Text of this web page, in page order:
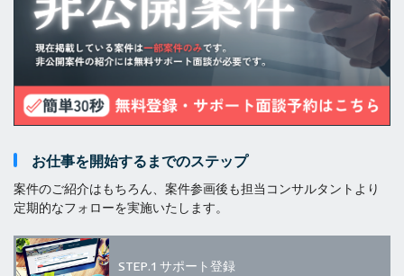
お仕事を開始するまでのステップ
案件のご紹介はもちろん、案件参画後も担当コンサルタントより
定期的なフォローを実施いたします。
STEP.1 サポート登録